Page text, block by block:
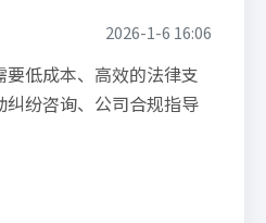
2026-1-6 16:06
低成本、高效的法律支
纷咨询、公司合规指导